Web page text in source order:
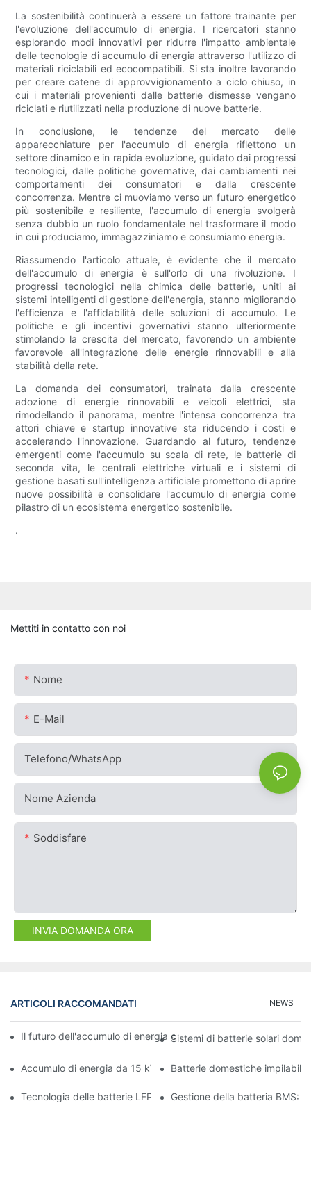
La sostenibilità continuerà a essere un fattore trainante per
l'evoluzione dell'accumulo di energia. I ricercatori stanno
esplorando modi innovativi per ridurre l'impatto ambientale
delle tecnologie di accumulo di energia attraverso l'utilizzo di
materiali riciclabili ed ecocompatibili. Si sta inoltre lavorando
per creare catene di approvvigionamento a ciclo chiuso, in
cui i materiali provenienti dalle batterie dismesse vengano
riciclati e riutilizzati nella produzione di nuove batterie.
In conclusione, le tendenze del mercato delle
apparecchiature per l'accumulo di energia riflettono un
settore dinamico e in rapida evoluzione, guidato dai progressi
tecnologici, dalle politiche governative, dai cambiamenti nei
comportamenti dei consumatori e dalla crescente
concorrenza. Mentre ci muoviamo verso un futuro energetico
più sostenibile e resiliente, l'accumulo di energia svolgerà
senza dubbio un ruolo fondamentale nel trasformare il modo
in cui produciamo, immagazziniamo e consumiamo energia.
Riassumendo l'articolo attuale, è evidente che il mercato
dell'accumulo di energia è sull'orlo di una rivoluzione. I
progressi tecnologici nella chimica delle batterie, uniti ai
sistemi intelligenti di gestione dell'energia, stanno migliorando
l'efficienza e l'affidabilità delle soluzioni di accumulo. Le
politiche e gli incentivi governativi stanno ulteriormente
stimolando la crescita del mercato, favorendo un ambiente
favorevole all'integrazione delle energie rinnovabili e alla
stabilità della rete.
La domanda dei consumatori, trainata dalla crescente
adozione di energie rinnovabili e veicoli elettrici, sta
rimodellando il panorama, mentre l'intensa concorrenza tra
attori chiave e startup innovative sta riducendo i costi e
accelerando l'innovazione. Guardando al futuro, tendenze
emergenti come l'accumulo su scala di rete, le batterie di
seconda vita, le centrali elettriche virtuali e i sistemi di
gestione basati sull'intelligenza artificiale promettono di aprire
nuove possibilità e consolidare l'accumulo di energia come
pilastro di un ecosistema energetico sostenibile.
.
Mettiti in contatto con noi
Nome
E-Mail
Telefono/WhatsApp
Nome Azienda
Soddisfare
INVIA DOMANDA ORA
ARTICOLI RACCOMANDATI NEWS
Il futuro dell'accumulo di energia commerciale: tendenze e
Sistemi di batterie solari
Accumulo di energia da 15 kW: alimenta il tuo futuro con
Batterie domestiche
Tecnologia delle batterie LFP: una scelta sostenibile per
Gestione della batteria BMS: